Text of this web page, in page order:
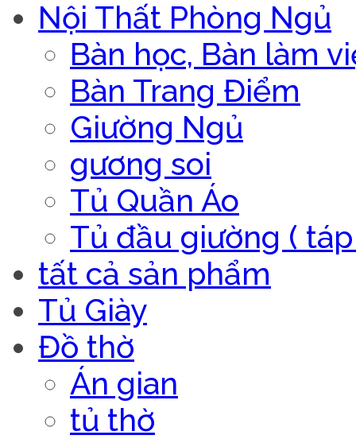
Nội Thất Phòng Ngủ
Bàn học, Bàn làm
Bàn Trang Điểm
Giường Ngủ
gương soi
Tủ Quần Áo
Tủ đầu giường (
tất cả sản phẩm
Tủ Giày
Đồ thờ
Án gian
tủ thờ